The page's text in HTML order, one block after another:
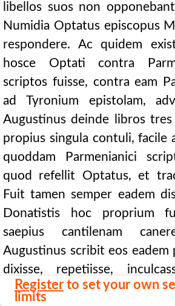
libellos suos non
Numidia Optatus episcopus
respondere. Ac quidem
hosce Optati contra
scriptos fuisse, contra eam
ad Tyronium epistolam,
Augustinus deinde libros
propius singula contuli, facile
quoddam Parmenianici
quod refellit Optatus, et
Fuit tamen semper eadem
Donatistis hoc proprium
saepius cantilenam
Augustinus scribit eos eadem
dixisse, repetiisse,
Veterum, praesertim
Register to set your own
limits